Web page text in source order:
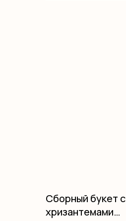
Сборный букет с
хризантемами